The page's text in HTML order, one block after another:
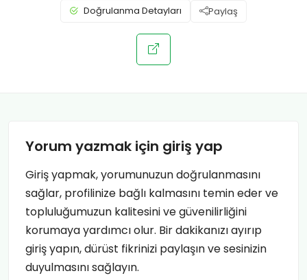
Doğrulanma Detayları Paylaş
Yorum yazmak için giriş yap
Giriş yapmak, yorumunuzun doğrulanmasını
sağlar, profilinize bağlı kalmasını temin eder ve
topluluğumuzun kalitesini ve güvenilirliğini
korumaya yardımcı olur. Bir dakikanızı ayırıp
giriş yapın, dürüst fikrinizi paylaşın ve sesinizin
duyulmasını sağlayın.